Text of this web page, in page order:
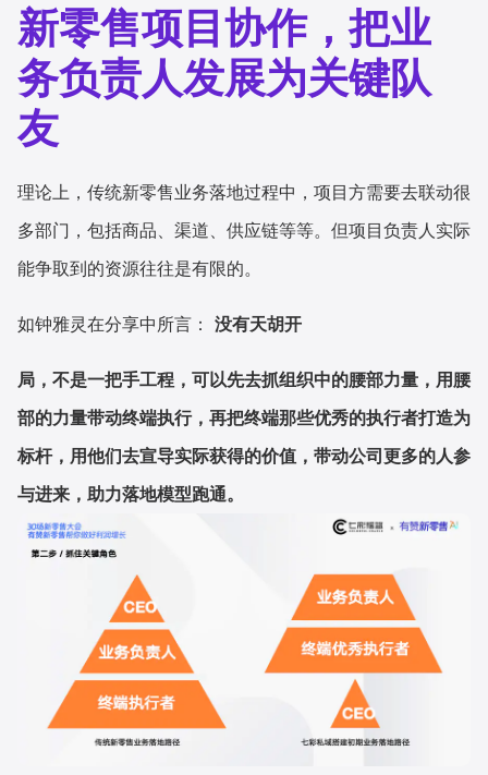
新零售项目协作，把业
务负责人发展为关键队
友
理论上，传统新零售业务落地过程中，项目方需要去联动很
多部门，包括商品、渠道、供应链等等。但项目负责人实际
能争取到的资源往往是有限的。
如钟雅灵在分享中所言： 没有天胡开
局，不是一把手工程，可以先去抓组织中的腰部力量，用腰
部的力量带动终端执行，再把终端那些优秀的执行者打造为
标杆，用他们去宣导实际获得的价值，带动公司更多的人参
与进来，助力落地模型跑通。